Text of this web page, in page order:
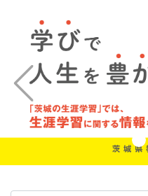
Previous